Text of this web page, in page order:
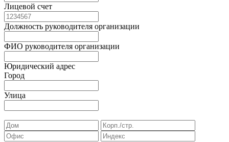
Лицевой счет
Должность руководителя организации
ФИО руководителя организации
Юридический адрес
Город
Улица